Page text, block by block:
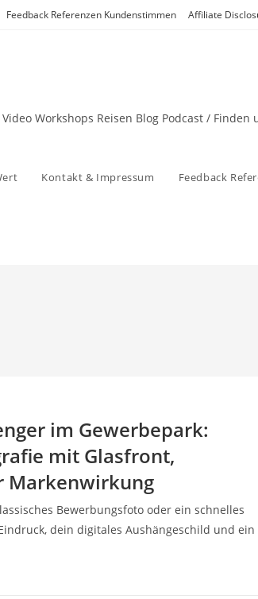
Feedback Referenzen Kundenstimmen Affiliate
Video Workshops Reisen Blog Podcast /
Kontakt & Impressum Feedback
im Gewerbepark:
mit Glasfront,
Markenwirkung
Bewerbungsfoto oder ein schnelles
dein digitales Aushängeschild und ein